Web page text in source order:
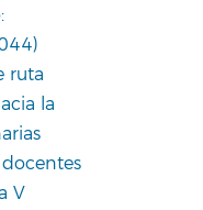
ruta
la
V